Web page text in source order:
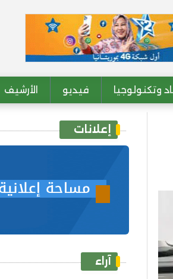
وتكنولوجيا فيديو الأرشيف
إعلانات
آراء